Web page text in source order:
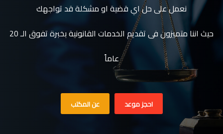
نعمل على حل اي قضية او مشكلة قد تواجهك
حيث اننا متميزون فى تقديم الخدمات القانونية بخبرة تفوق الـ 20
عاماً
احجز موعد عن المكتب